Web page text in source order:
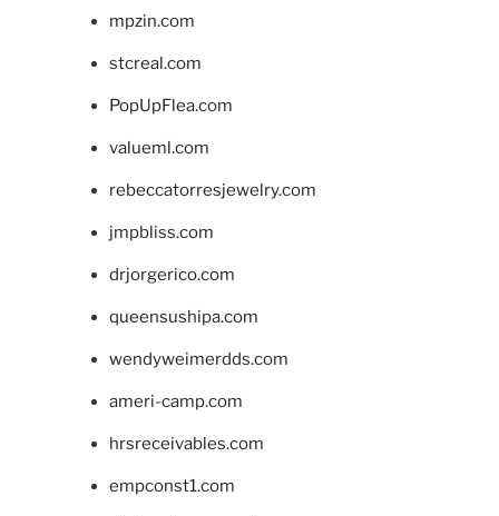
mpzin.com
stcreal.com
PopUpFlea.com
valueml.com
rebeccatorresjewelry.com
jmpbliss.com
drjorgerico.com
queensushipa.com
wendyweimerdds.com
ameri-camp.com
hrsreceivables.com
empconst1.com